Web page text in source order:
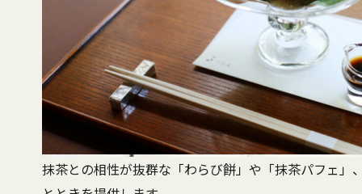
抹茶との相性が抜群な「わらび餅」や「抹茶パフェ